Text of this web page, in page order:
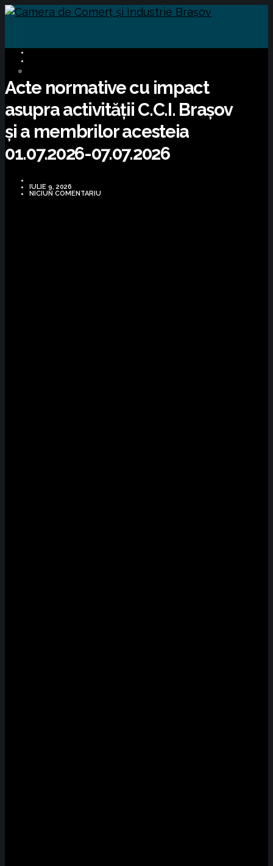
Acte normative cu impact
asupra activității C.C.I. Brașov
și a membrilor acesteia
01.07.2026-07.07.2026
IULIE 9, 2026
NICIUN COMENTARIU